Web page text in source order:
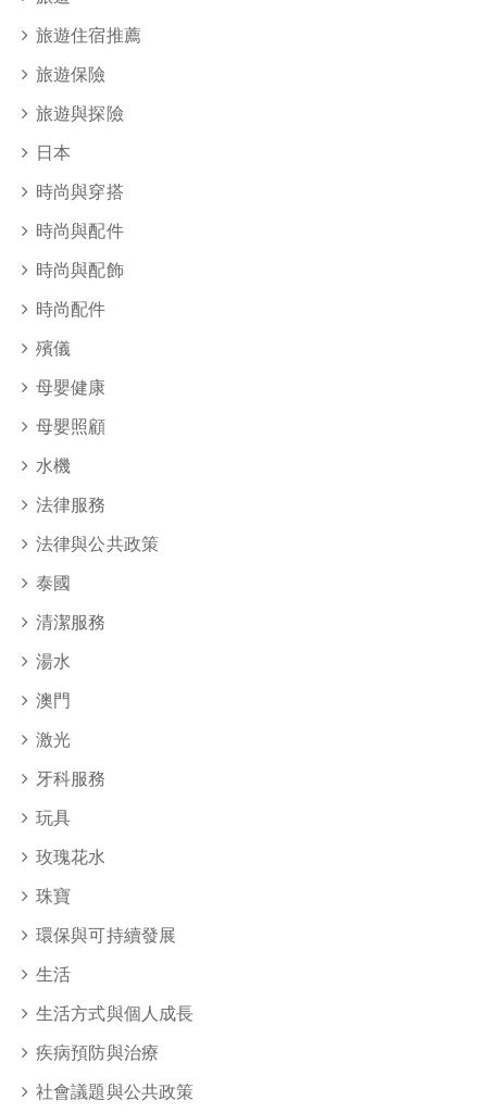
旅遊住宿推薦
旅遊保險
旅遊與探險
日本
時尚與穿搭
時尚與配件
時尚與配飾
時尚配件
殯儀
母嬰健康
母嬰照顧
水機
法律服務
法律與公共政策
泰國
清潔服務
湯水
澳門
激光
牙科服務
玩具
玫瑰花水
珠寶
環保與可持續發展
生活
生活方式與個人成長
疾病預防與治療
社會議題與公共政策